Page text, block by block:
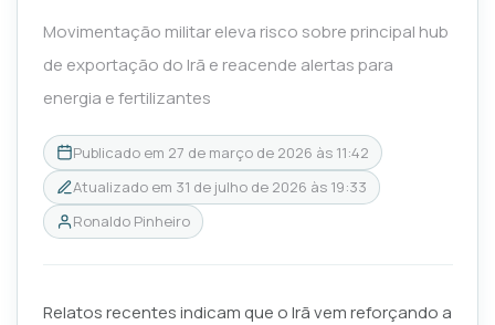
Movimentação militar eleva risco sobre principal hub
de exportação do Irã e reacende alertas para
energia e fertilizantes
Publicado em 27 de março de 2026 às 11:42
Atualizado em 31 de julho de 2026 às 19:33
Ronaldo Pinheiro
Relatos recentes indicam que o Irã vem reforçando a